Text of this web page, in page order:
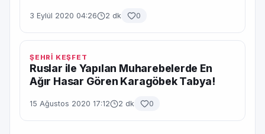
3 Eylül 2020 04:26 2 dk 0
ŞEHRİ KEŞFET
Ruslar ile Yapılan Muharebelerde En
Ağır Hasar Gören Karagöbek Tabya!
15 Ağustos 2020 17:12 2 dk 0